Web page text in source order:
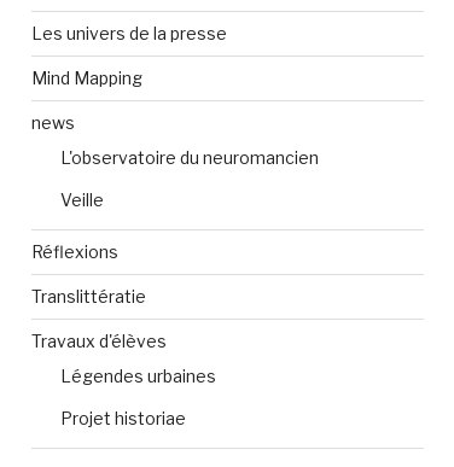
Les univers de la presse
Mind Mapping
news
L'observatoire du neuromancien
Veille
Réflexions
Translittératie
Travaux d'élèves
Légendes urbaines
Projet historiae